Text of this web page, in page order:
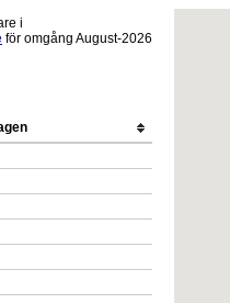
i
för omgång August-2026